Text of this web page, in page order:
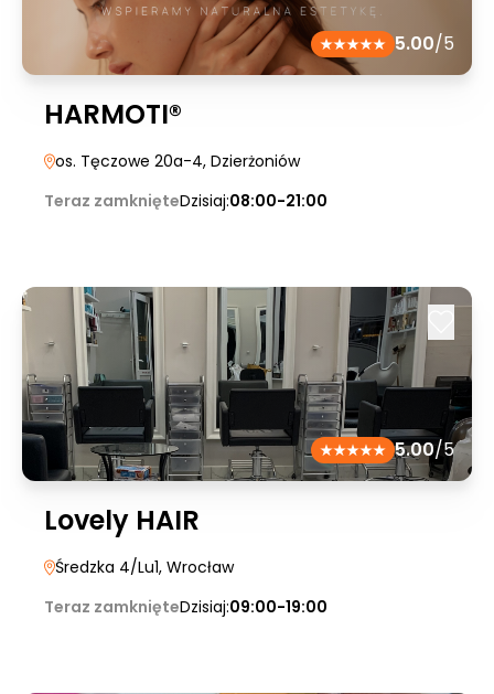
5.00/5
HARMOTI®
os. Tęczowe 20a-4, Dzierżoniów
Teraz zamknięteDzisiaj:08:00-21:00
5.00/5
Lovely HAIR
Średzka 4/Lu1, Wrocław
Teraz zamknięteDzisiaj:09:00-19:00